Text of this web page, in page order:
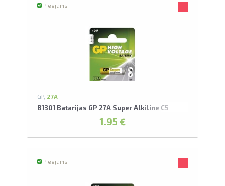
Pieejams
GP, 27A
B1301 Batarijas GP 27A Super Alkiline C5
1.95 €
Pieejams